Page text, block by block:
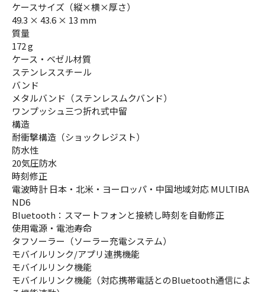
ケースサイズ（縦×横×厚さ）
49.3 × 43.6 × 13 mm
質量
172 g
ケース・ベゼル材質
ステンレススチール
バンド
メタルバンド（ステンレスムクバンド）
ワンプッシュ三つ折れ式中留
構造
耐衝撃構造（ショックレジスト）
防水性
20気圧防水
時刻修正
電波時計 日本・北米・ヨーロッパ・中国地域対応 MULTIBA
ND6
Bluetooth：スマートフォンと接続し時刻を自動修正
使用電源・電池寿命
タフソーラー（ソーラー充電システム）
モバイルリンク/アプリ連携機能
モバイルリンク機能
モバイルリンク機能（対応携帯電話とのBluetooth通信によ